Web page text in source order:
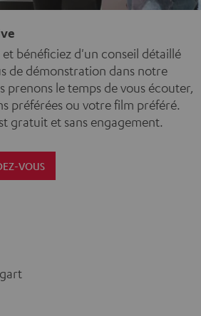
et bénéficiez d'un conseil détaillé
de démonstration dans notre
prenons le temps de vous écouter,
préférées ou votre film préféré.
gratuit et sans engagement.
VOUS